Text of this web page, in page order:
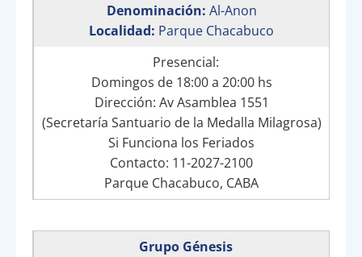
Denominación: Al-Anon
Localidad: Parque Chacabuco
Presencial:
Domingos de 18:00 a 20:00 hs
Dirección: Av Asamblea 1551
(Secretaría Santuario de la Medalla Milagrosa)
Si Funciona los Feriados
Contacto: 11-2027-2100
Parque Chacabuco, CABA
Grupo Génesis